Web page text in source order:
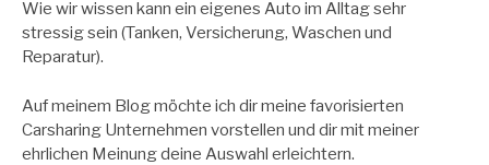
Wie wir wissen kann ein eigenes Auto im Alltag sehr
stressig sein (Tanken, Versicherung, Waschen und
Reparatur).
Auf meinem Blog möchte ich dir meine favorisierten
Carsharing Unternehmen vorstellen und dir mit meiner
ehrlichen Meinung deine Auswahl erleichtern.